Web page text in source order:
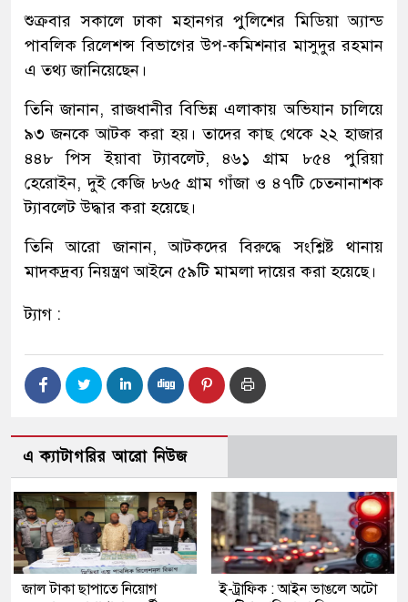
শুক্রবার সকালে ঢাকা মহানগর পুলিশের মিডিয়া অ্যান্ড
পাবলিক রিলেশন্স বিভাগের উপ-কমিশনার মাসুদুর রহমান
এ তথ্য জানিয়েছেন।
তিনি জানান, রাজধানীর বিভিন্ন এলাকায় অভিযান চালিয়ে
৯৩ জনকে আটক করা হয়। তাদের কাছ থেকে ২২ হাজার
৪৪৮ পিস ইয়াবা ট্যাবলেট, ৪৬১ গ্রাম ৮৫৪ পুরিয়া
হেরোইন, দুই কেজি ৮৬৫ গ্রাম গাঁজা ও ৪৭টি চেতনানাশক
ট্যাবলেট উদ্ধার করা হয়েছে।
তিনি আরো জানান, আটকদের বিরুদ্ধে সংশ্লিষ্ট থানায়
মাদকদ্রব্য নিয়ন্ত্রণ আইনে ৫৯টি মামলা দায়ের করা হয়েছে।
ট্যাগ :
এ ক্যাটাগরির আরো নিউজ
জাল টাকা ছাপাতে নিয়োগ
ই-ট্রাফিক : আইন ভাঙলে অটো